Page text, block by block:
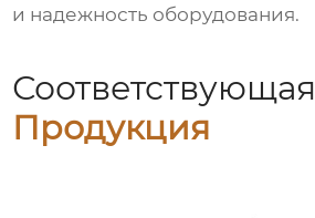
и надежность оборудования.
Соответствующая
Продукция